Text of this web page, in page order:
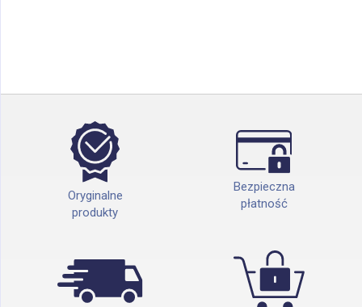
Oryginalne
produkty
Bezpieczna
płatność